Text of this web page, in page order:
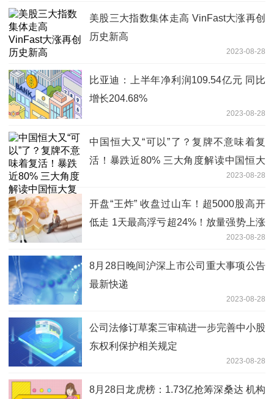
美股三大指数集体走高 VinFast大涨再创
历史新高
2023-08-28
比亚迪：上半年净利润109.54亿元 同比
增长204.68%
2023-08-28
中国恒大又“可以”了？复牌不意味着复
活！暴跌近80% 三大角度解读中国恒大
2023-08-28
开盘“王炸” 收盘过山车！超5000股高开
低走 1天最高浮亏超24%！放量强势上涨
2023-08-28
8月28日晚间沪深上市公司重大事项公告
最新快递
2023-08-28
公司法修订草案三审稿进一步完善中小股
东权利保护相关规定
2023-08-28
8月28日龙虎榜：1.73亿抢筹深桑达 机构